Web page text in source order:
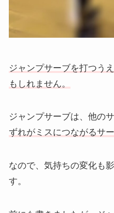
ジャンプサーブを打つう
もしれません。
ジャンプサーブは、他の
ずれがミスにつながるサ
なので、気持ちの変化も
す。